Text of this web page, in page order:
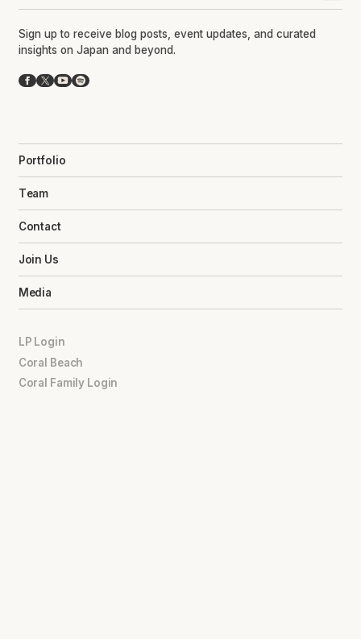
Sign up to receive blog posts, event updates, and curated
insights on Japan and beyond.
Facebook
X YouTube
Spotify
Portfolio
Team
Contact
Join Us
Media
LP Login
Coral Beach
Coral Family Login